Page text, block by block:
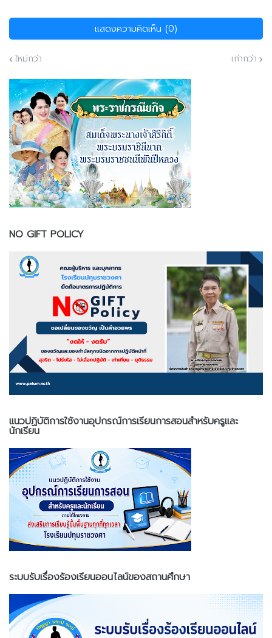
แสดงความคิดเห็น (0)
ใหม่กว่า เก่ากว่า
NO GIFT POLICY
แนวปฏิบัติการใช้งานอุปกรณ์การเรียนการสอนสำหรับครูและ
นักเรียน
ระบบรับเรื่องร้องเรียนออนไลน์ของสถานศึกษา